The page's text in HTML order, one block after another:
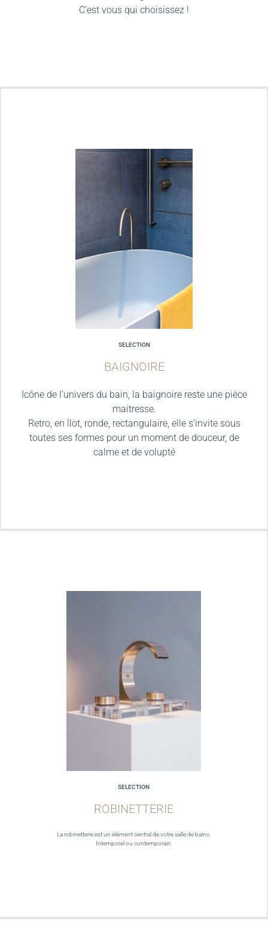
C’est vous qui choisissez !
SELECTION
BAIGNOIRE
Icône de l’univers du bain, la baignoire reste une pièce
maitresse.
Retro, en îlot, ronde, rectangulaire, elle s’invite sous
toutes ses formes pour un moment de douceur, de
calme et de volupté
SELECTION
ROBINETTERIE
La robinetterie est un élément central de votre salle de bains.
Intemporel ou contemporain